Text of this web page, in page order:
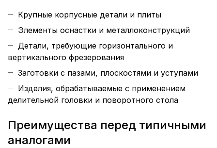
Крупные корпусные детали и плиты
Элементы оснастки и металлоконструкций
Детали, требующие горизонтального и
вертикального фрезерования
Заготовки с пазами, плоскостями и уступами
Изделия, обрабатываемые с применением
делительной головки и поворотного стола
Преимущества перед типичными
аналогами